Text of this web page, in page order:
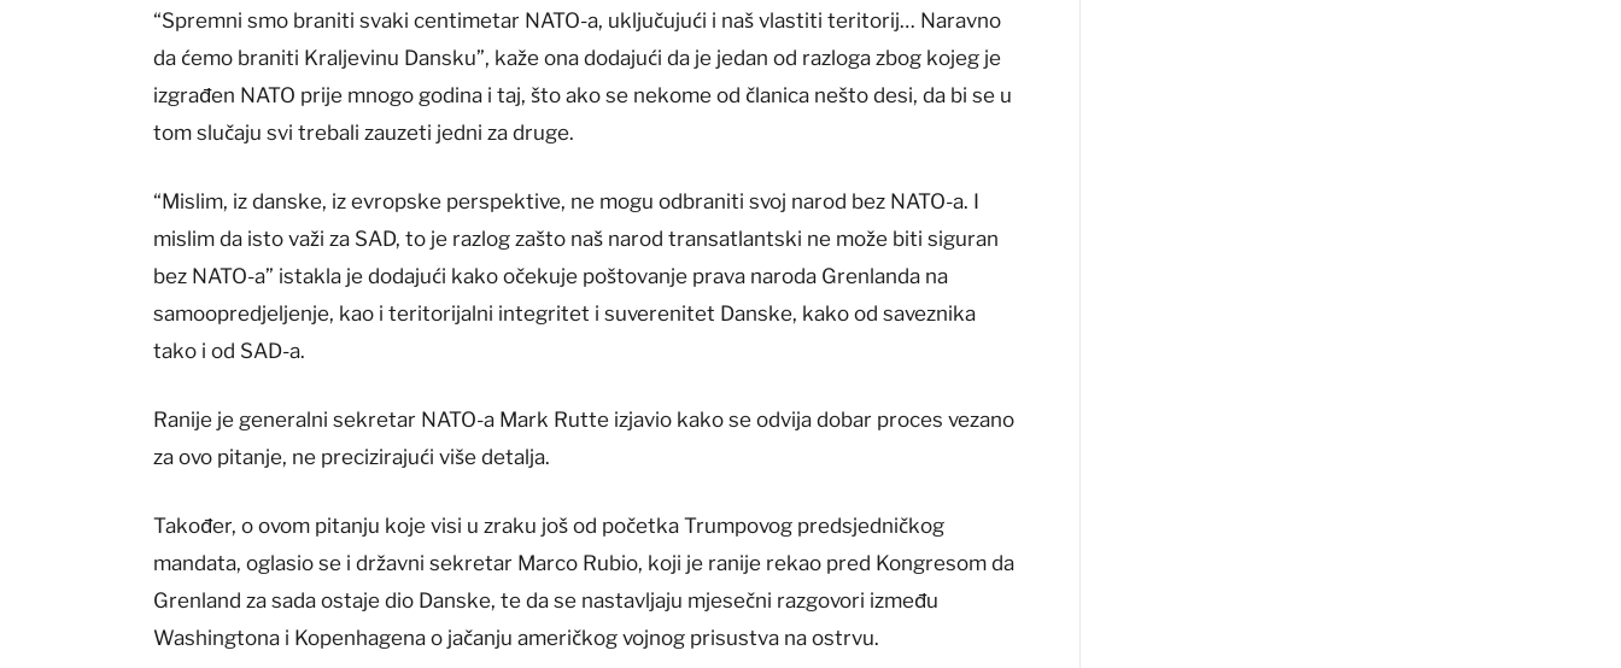
“Spremni smo braniti svaki centimetar NATO-a, uključujući i naš vlastiti teritorij… Naravno
da ćemo braniti Kraljevinu Dansku”, kaže ona dodajući da je jedan od razloga zbog kojeg je
izgrađen NATO prije mnogo godina i taj, što ako se nekome od članica nešto desi, da bi se u
tom slučaju svi trebali zauzeti jedni za druge.
“Mislim, iz danske, iz evropske perspektive, ne mogu odbraniti svoj narod bez NATO-a. I
mislim da isto važi za SAD, to je razlog zašto naš narod transatlantski ne može biti siguran
bez NATO-a” istakla je dodajući kako očekuje poštovanje prava naroda Grenlanda na
samoopredjeljenje, kao i teritorijalni integritet i suverenitet Danske, kako od saveznika
tako i od SAD-a.
Ranije je generalni sekretar NATO-a Mark Rutte izjavio kako se odvija dobar proces vezano
za ovo pitanje, ne precizirajući više detalja.
Također, o ovom pitanju koje visi u zraku još od početka Trumpovog predsjedničkog
mandata, oglasio se i državni sekretar Marco Rubio, koji je ranije rekao pred Kongresom da
Grenland za sada ostaje dio Danske, te da se nastavljaju mjesečni razgovori između
Washingtona i Kopenhagena o jačanju američkog vojnog prisustva na ostrvu.